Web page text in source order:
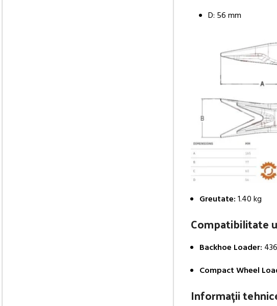
D: 56 mm
Greutate:1.40 kg
Compatibilitate
Backhoe Loader:
Compact Wheel
Informații